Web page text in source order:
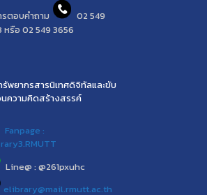
รตอบคำถาม
02 549
หรือ 02 549 3656
รัพยากรสารนิเทศดิจิทัลและขับ
นความคิดสร้างสรรค์
Fanpage :
Line@ : @261pxuhc
elibrary@mail.rmutt.ac.th